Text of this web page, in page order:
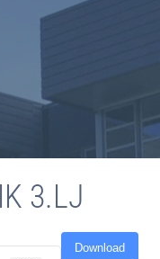
3.LJ
Download